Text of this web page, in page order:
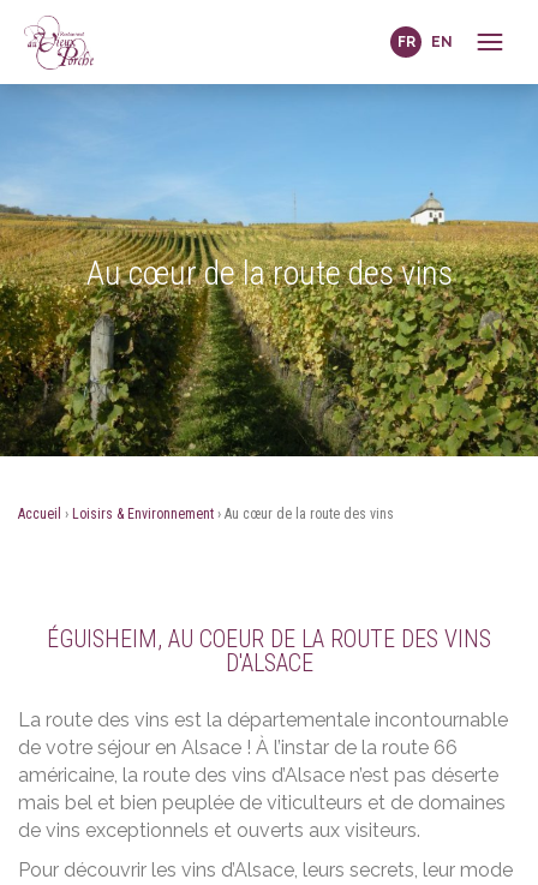
FR EN
Au cœur de la route des vins
Accueil › Loisirs & Environnement › Au cœur de la route des vins
ÉGUISHEIM, AU COEUR DE LA ROUTE DES VINS
D'ALSACE
La route des vins est la départementale incontournable
de votre séjour en Alsace ! À l’instar de la route 66
américaine, la route des vins d’Alsace n’est pas déserte
mais bel et bien peuplée de viticulteurs et de domaines
de vins exceptionnels et ouverts aux visiteurs.
Pour découvrir les vins d’Alsace, leurs secrets, leur mode